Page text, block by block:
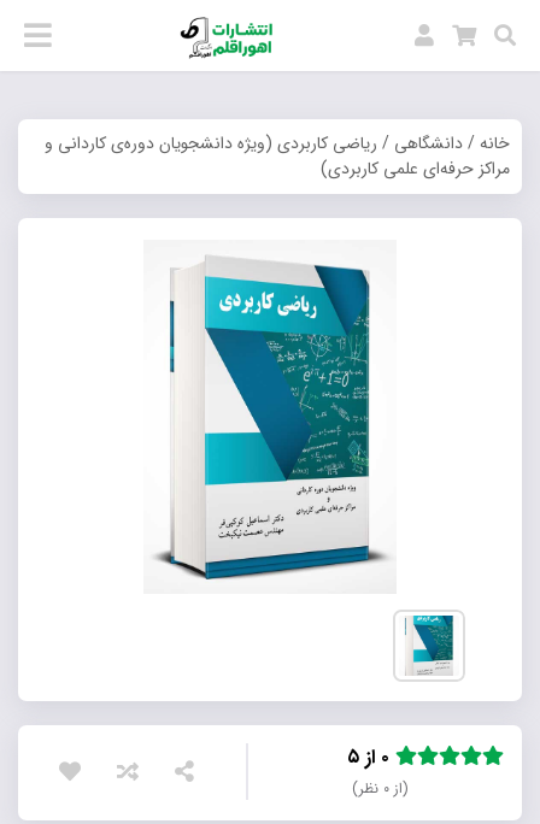
خانه/دانشگاهی / ریاضی کاربردی (ویژه دانشجویان دوره‌ی کاردانی و
مراکز حرفه‌ای علمی کاربردی)
(از ۰ نظر)